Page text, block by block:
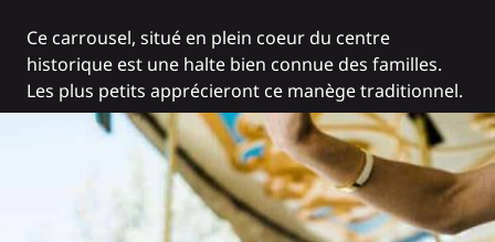
Ce carrousel, situé en plein coeur du centre
historique est une halte bien connue des familles.
Les plus petits apprécieront ce manège traditionnel.